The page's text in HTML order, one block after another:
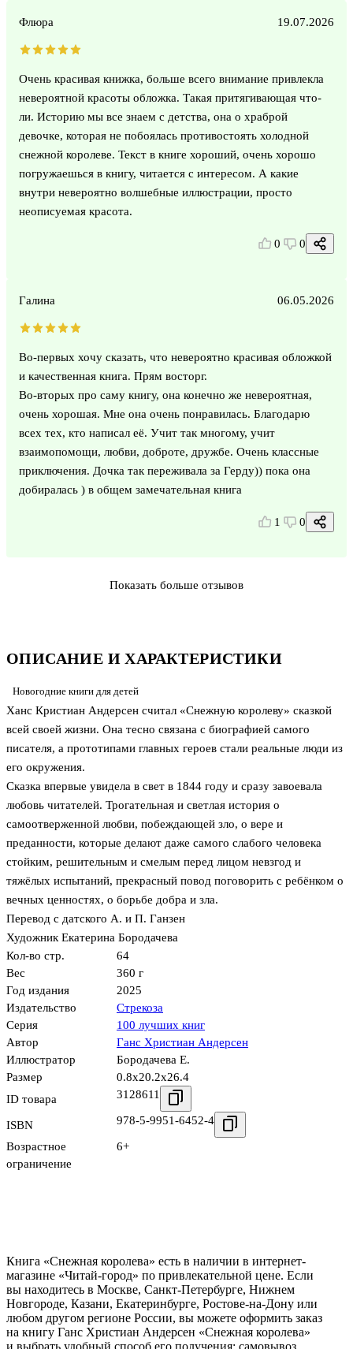
ОПИСАНИЕ И ХАРАКТЕРИСТИКИ
Новогодние книги для детей
Ханс Кристиан Андерсен считал «Снежную королеву» сказкой
всей своей жизни. Она тесно связана с биографией самого
писателя, а прототипами главных героев стали реальные люди из
его окружения.
Сказка впервые увидела в свет в 1844 году и сразу завоевала
любовь читателей. Трогательная и светлая история о
самоотверженной любви, побеждающей зло, о вере и
преданности, которые делают даже самого слабого человека
стойким, решительным и смелым перед лицом невзгод и
тяжёлых испытаний, прекрасный повод поговорить с ребёнком о
вечных ценностях, о борьбе добра и зла.
Перевод с датского А. и П. Ганзен
Художник Екатерина Бородачева
Кол-во стр.
64
Вес
360 г
Год издания
2025
Издательство
Стрекоза
Серия
100 лучших книг
Автор
Ганс Христиан Андерсен
Иллюстратор
Бородачева Е.
Размер
0.8x20.2x26.4
ID товара
3128611
ISBN 978-5-9951-6452-4
Возрастное
ограничение
6+
Флюра 19.07.2026
Очень красивая книжка, больше всего внимание привлекла
невероятной красоты обложка. Такая притягивающая что-
ли. Историю мы все знаем с детства, она о храброй
девочке, которая не побоялась противостоять холодной
снежной королеве. Текст в книге хороший, очень хорошо
погружаешься в книгу, читается с интересом. А какие
внутри невероятно волшебные иллюстрации, просто
неописуемая красота.
0 0
Галина 06.05.2026
Во-первых хочу сказать, что невероятно красивая обложкой
и качественная книга. Прям восторг.
Во-вторых про саму книгу, она конечно же невероятная,
очень хорошая. Мне она очень понравилась. Благодарю
всех тех, кто написал её. Учит так многому, учит
взаимопомощи, любви, доброте, дружбе. Очень классные
приключения. Дочка так переживала за Герду)) пока она
добиралась ) в общем замечательная книга
1 0
Показать больше отзывов
Книга «Снежная королева» есть в наличии в интернет-
магазине «Читай-город» по привлекательной цене. Если
вы находитесь в Москве, Санкт-Петербурге, Нижнем
Новгороде, Казани, Екатеринбурге, Ростове-на-Дону или
любом другом регионе России, вы можете оформить заказ
на книгу Ганс Христиан Андерсен «Снежная королева»